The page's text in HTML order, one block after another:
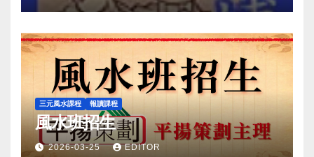
三元風水課程 報讀課程
風水班招生
2026-03-25 EDITOR